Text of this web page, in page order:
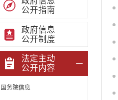
公开指南
政府信息
公开制度
法定主动
公开内容
国务院信息